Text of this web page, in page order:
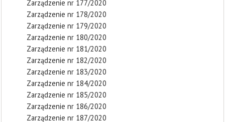
Zarządzenie nr 177/2020
Zarządzenie nr 178/2020
Zarządzenie nr 179/2020
Zarządzenie nr 180/2020
Zarządzenie nr 181/2020
Zarządzenie nr 182/2020
Zarządzenie nr 183/2020
Zarządzenie nr 184/2020
Zarządzenie nr 185/2020
Zarządzenie nr 186/2020
Zarządzenie nr 187/2020